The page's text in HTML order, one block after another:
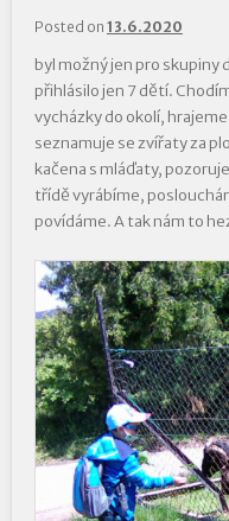
Posted on 13.6.2020
byl možný jen pro skupiny
přihlásilo jen 7 dětí.
vycházky do okolí,
seznamuje se zvířaty za
kačena s mláďaty,
třídě vyrábíme,
povídáme. A tak nám to